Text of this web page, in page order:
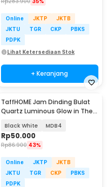
Online JKTP
JKTB
JKTU
TGR CKP
PBKS
PDPK
Lihat Ketersediaan Stok
+ Keranjang
TaffHOME Jam Dinding Bulat
Quartz Luminous Glow in The
Black White MDB4
Rp50.000
Rp86.900 43%
Online JKTP
JKTB
JKTU
TGR CKP
PBKS
PDPK